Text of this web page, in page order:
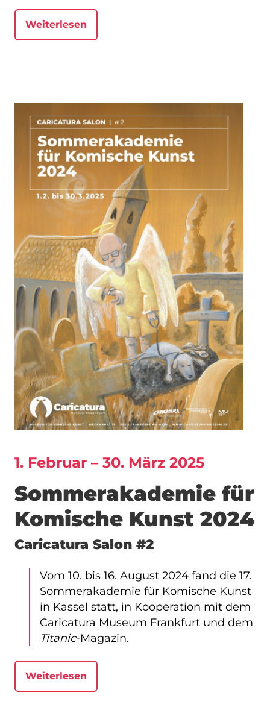
Weiterlesen
1. Februar – 30. März 2025
Sommerakademie für
Komische Kunst 2024
Caricatura Salon #2
Vom 10. bis 16. August 2024 fand die 17.
Sommerakademie für Komische Kunst
in Kassel statt, in Kooperation mit dem
Caricatura Museum Frankfurt und dem
Titanic-Magazin.
Weiterlesen